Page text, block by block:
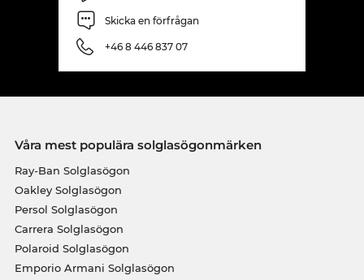
Skicka en förfrågan
+46 8 446 837 07
Våra mest populära solglasögonmärken
Ray-Ban Solglasögon
Oakley Solglasögon
Persol Solglasögon
Carrera Solglasögon
Polaroid Solglasögon
Emporio Armani Solglasögon